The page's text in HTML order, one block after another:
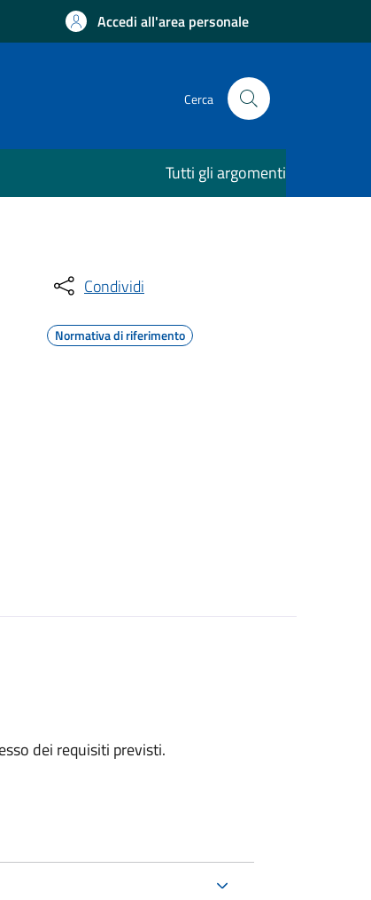
Accedi all'area personale
Cerca
Tutti gli argomenti
Condividi
Normativa di riferimento
dei requisiti previsti.